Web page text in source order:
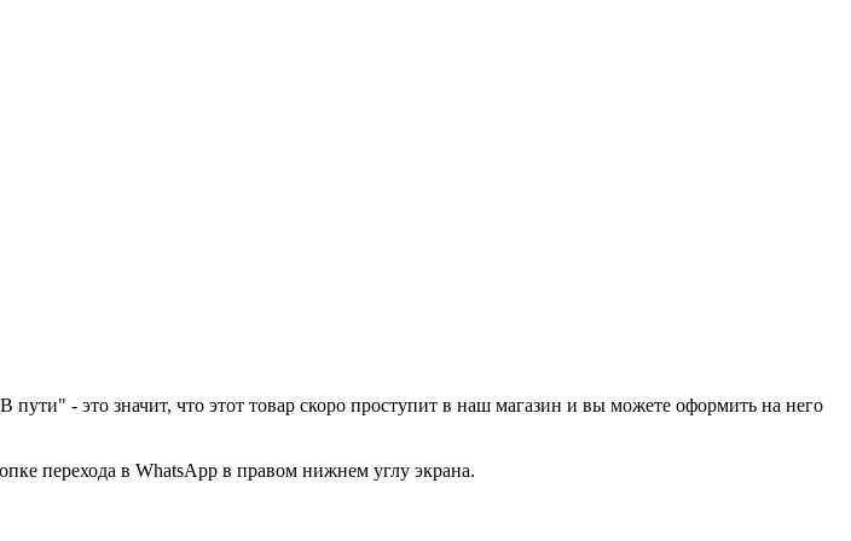
- это значит, что этот товар скоро проступит в наш магазин и вы можете оформить на него
перехода в WhatsApp в правом нижнем углу экрана.